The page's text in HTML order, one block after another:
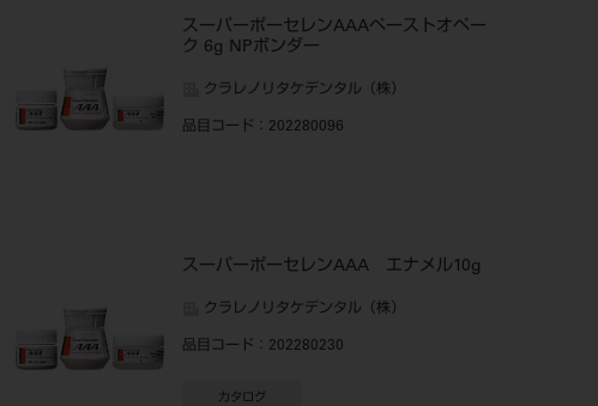
スーパーポーセレンAAAペーストオペー
ク 6g NPボンダー
クラレノリタケデンタル（株）
品目コード ：202280096
スーパーポーセレンAAA エナメル10g
クラレノリタケデンタル（株）
品目コード ：202280230
カタログ